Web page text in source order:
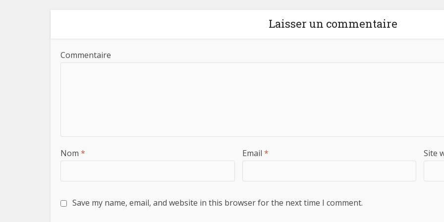
Laisser un commentaire
Commentaire
Nom * Email * Site
Save my name, email, and website in this browser for the next time I comment.